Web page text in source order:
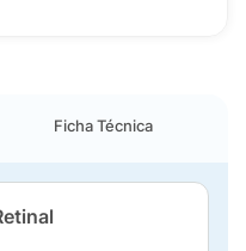
Ficha Técnica